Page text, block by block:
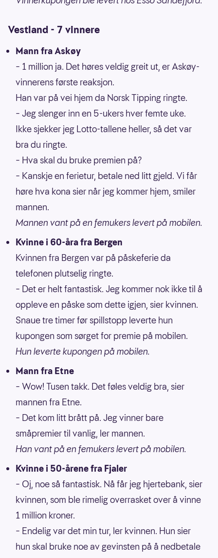
Vestland - 7 vinnere
Mann fra Askøy
– 1 million ja. Det høres veldig greit ut, er Askøy-
vinnerens første reaksjon.
Han var på vei hjem da Norsk Tipping ringte.
– Jeg slenger inn en 5-ukers hver femte uke.
Ikke sjekker jeg Lotto-tallene heller, så det var
bra du ringte.
– Hva skal du bruke premien på?
– Kanskje en ferietur, betale ned litt gjeld. Vi får
høre hva kona sier når jeg kommer hjem, smiler
mannen.
Mannen vant på en femukers levert på mobilen.
Kvinne i 60-åra fra Bergen
Kvinnen fra Bergen var på påskeferie da
telefonen plutselig ringte.
– Det er helt fantastisk. Jeg kommer nok ikke til å
oppleve en påske som dette igjen, sier kvinnen.
Snaue tre timer før spillstopp leverte hun
kupongen som sørget for premie på mobilen.
Hun leverte kupongen på mobilen.
Mann fra Etne
– Wow! Tusen takk. Det føles veldig bra, sier
mannen fra Etne.
– Det kom litt brått på. Jeg vinner bare
småpremier til vanlig, ler mannen.
Han vant på en femukers levert på mobilen.
Kvinne i 50-årene fra Fjaler
– Oj, noe så fantastisk. Nå får jeg hjertebank, sier
kvinnen, som ble rimelig overrasket over å vinne
1 million kroner.
– Endelig var det min tur, ler kvinnen. Hun sier
hun skal bruke noe av gevinsten på å nedbetale